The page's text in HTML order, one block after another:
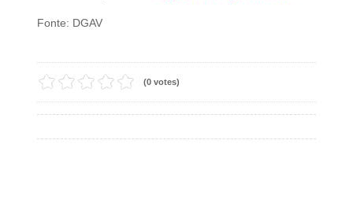
Fonte: DGAV
(0 votes)